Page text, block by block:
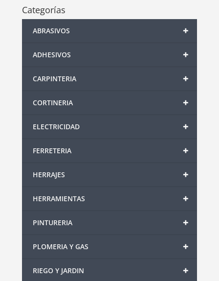
Categorías
+
ABRASIVOS
+
ADHESIVOS
+
CARPINTERIA
+
CORTINERIA
+
ELECTRICIDAD
+
FERRETERIA
+
HERRAJES
+
HERRAMIENTAS
+
PINTURERIA
+
PLOMERIA Y GAS
+
RIEGO Y JARDIN